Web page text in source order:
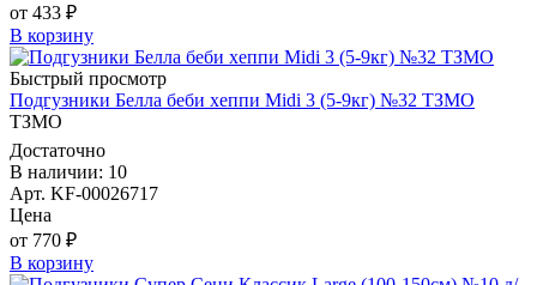
от 433 ₽
В корзину
Быстрый просмотр
Подгузники Белла беби хеппи Midi 3 (5-9кг) №32 ТЗМО
ТЗМО
Достаточно
В наличии: 10
Арт. KF-00026717
Цена
от 770 ₽
В корзину